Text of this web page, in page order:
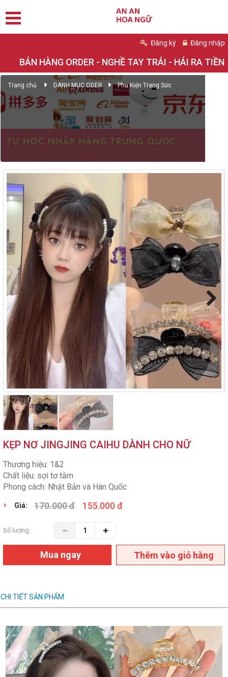
Đăng ký Đăng nhập
BÁN HÀNG ORDER - NGHỀ TAY TRÁI - HÁI RA TIỀN
Trang chủ DANH MỤC ODER Phụ Kiện Trang Sức
Next
KẸP NƠ JINGJING CAIHU DÀNH CHO NỮ
Thương hiệu: 1&2
Chất liệu: sợi tơ tằm
Phong cách: Nhật Bản và Hàn Quốc
Giá: 170.000 đ 155.000 đ
Số lượng:
Mua ngay Thêm vào giỏ hàng
CHI TIẾT SẢN PHẨM